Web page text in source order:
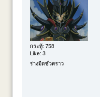
กระทู้: 758
Like: 3
ร่างมืดชั่วคราว